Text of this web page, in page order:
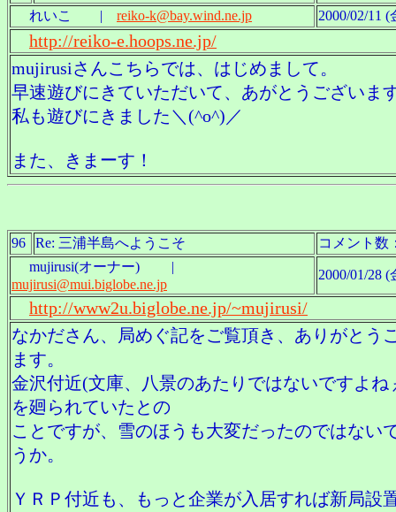
れいこ | reiko-k@bay.wind.ne.jp 2000/02/11 (
http://reiko-e.hoops.ne.jp/
mujirusiさんこちらでは、はじめまして。
早速遊びにきていただいて、あがとうございま
私も遊びにきました＼(^o^)／
また、きまーす！
96 Re: 三浦半島へようこそ
コメント
mujirusi(オーナー) |
mujirusi@mui.biglobe.ne.jp
2000/01/28 (
http://www2u.biglobe.ne.jp/~mujirusi/
なかださん、局めぐ記をご覧頂き、ありがとう
ます。
金沢付近(文庫、八景のあたりではないですよね
を廻られていたとの
ことですが、雪のほうも大変だったのではない
うか。
ＹＲＰ付近も、もっと企業が入居すれば新局設